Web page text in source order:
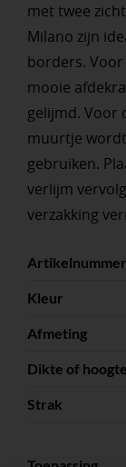
met twee
Milano zijn
borders.
mooie
gelijmd. Voor
muurtje
gebruiken.
verlijm
verzakking
Artikelnummer
Kleur
Afmeting
Dikte of hoogte
Strak